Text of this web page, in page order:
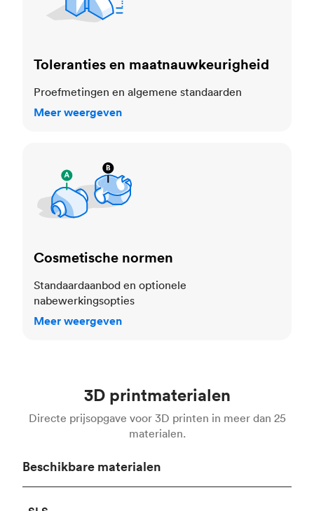
Toleranties en maatnauwkeurigheid
Proefmetingen en algemene standaarden
Meer weergeven
Cosmetische normen
Standaardaanbod en optionele
nabewerkingsopties
Meer weergeven
3D printmaterialen
Directe prijsopgave voor 3D printen in meer dan 25
materialen.
Beschikbare materialen